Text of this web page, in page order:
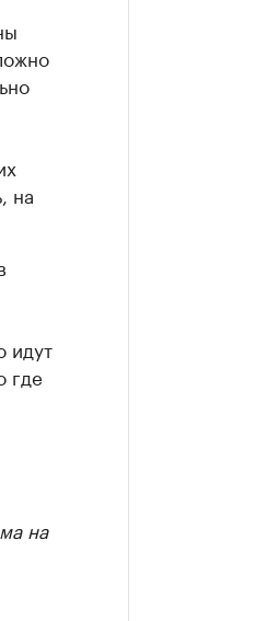
на
идут
где
на